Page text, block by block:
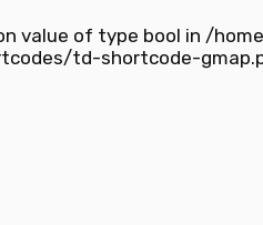
value of type bool in /
td-shortcode-